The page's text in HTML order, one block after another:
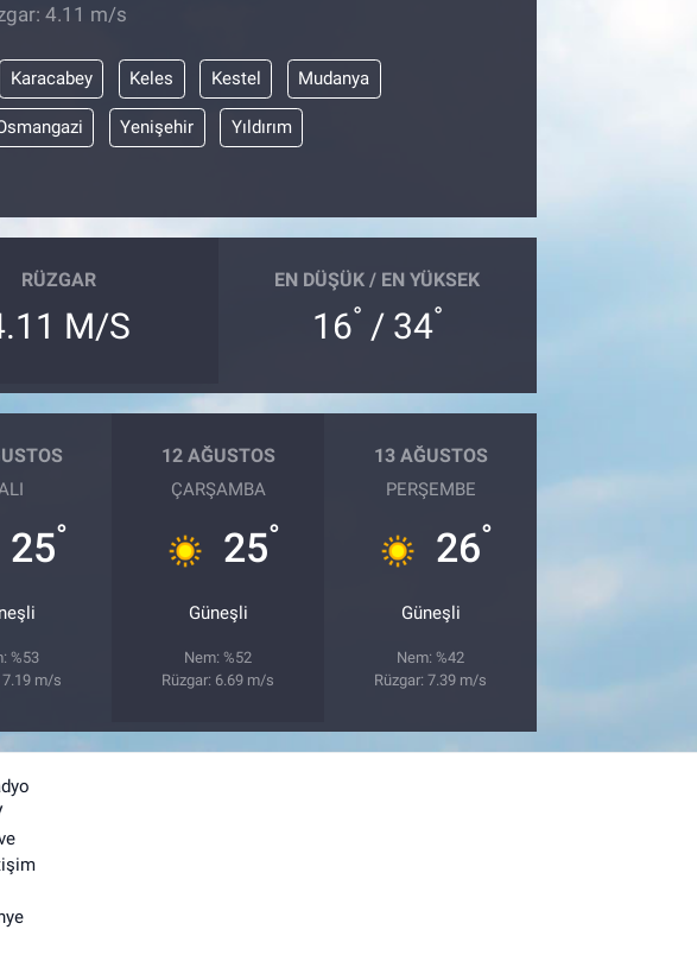
4.11 m/s
Karacabey Keles Kestel Mudanya
Yenişehir Yıldırım
RÜZGAR
M/S
EN DÜŞÜK / EN YÜKSEK
16° / 34°
25°
%53
7.19 m/s
12 AĞUSTOS
ÇARŞAMBA
25°
Güneşli
Nem: %52
Rüzgar: 6.69 m/s
13 AĞUSTOS
PERŞEMBE
26°
Güneşli
Nem: %42
Rüzgar: 7.39 m/s